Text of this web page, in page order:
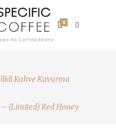
0
Kahve Kavurma
(Limited) Red Honey